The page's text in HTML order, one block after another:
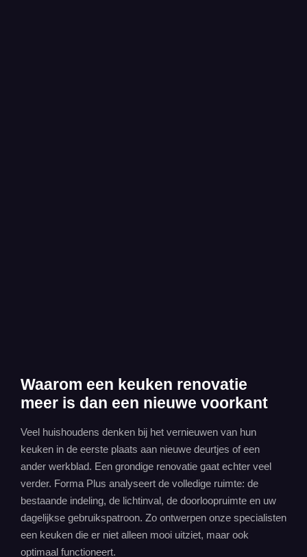
Waarom een keuken renovatie
meer is dan een nieuwe voorkant
Veel huishoudens denken bij het vernieuwen van hun
keuken in de eerste plaats aan nieuwe deurtjes of een
ander werkblad. Een grondige renovatie gaat echter veel
verder. Forma Plus analyseert de volledige ruimte: de
bestaande indeling, de lichtinval, de doorloopruimte en uw
dagelijkse gebruikspatroon. Zo ontwerpen onze specialisten
een keuken die er niet alleen mooi uitziet, maar ook
optimaal functioneert.